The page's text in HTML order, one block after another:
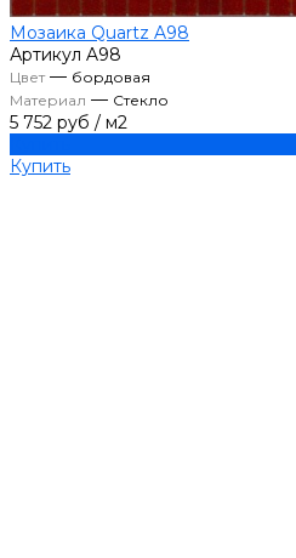
Мозаика Quartz A98
Артикул A98
Цвет— бордовая
Материал — Стекло
5 752 руб / м2
Купить